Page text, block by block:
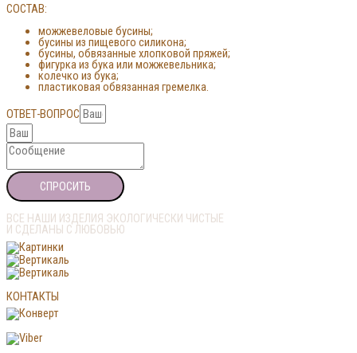
СОСТАВ:
можжевеловые бусины;
бусины из пищевого силикона;
бусины, обвязанные хлопковой пряжей;
фигурка из бука или можжевельника;
колечко из бука;
пластиковая обвязанная гремелка.
ОТВЕТ-ВОПРОС
СПРОСИТЬ
ВСЕ НАШИ ИЗДЕЛИЯ ЭКОЛОГИЧЕСКИ ЧИСТЫЕ
И СДЕЛАНЫ С ЛЮБОВЬЮ
КОНТАКТЫ